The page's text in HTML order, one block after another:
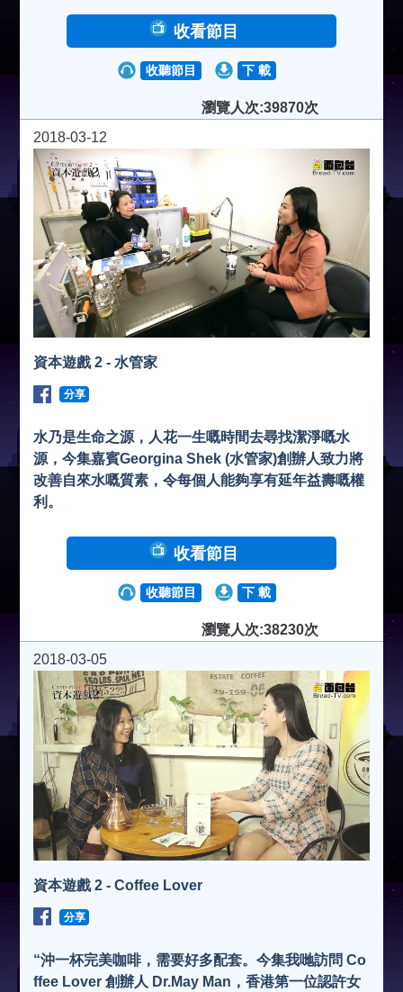
收看節目
收聽節目 下 載
瀏覽人次:39870次
2018-03-12
資本遊戲 2 - 水管家
分享
水乃是生命之源，人花一生嘅時間去尋找潔淨嘅水
源，今集嘉賓Georgina Shek (水管家)創辦人致力將
改善自來水嘅質素，令每個人能夠享有延年益壽嘅權
利。
收看節目
收聽節目 下 載
瀏覽人次:38230次
2018-03-05
資本遊戲 2 - Coffee Lover
分享
“沖一杯完美咖啡，需要好多配套。今集我哋訪問 Co
ffee Lover 創辦人 Dr.May Man，香港第一位認許女